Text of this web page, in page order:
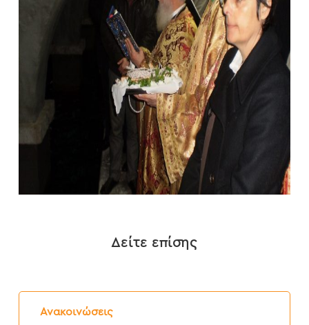
Δείτε επίσης
Ανακοινώσεις
Δελτίο
Τύπου: